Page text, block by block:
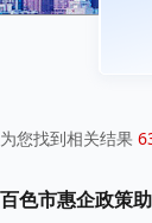
为您找到相关结果
百色市惠企政策